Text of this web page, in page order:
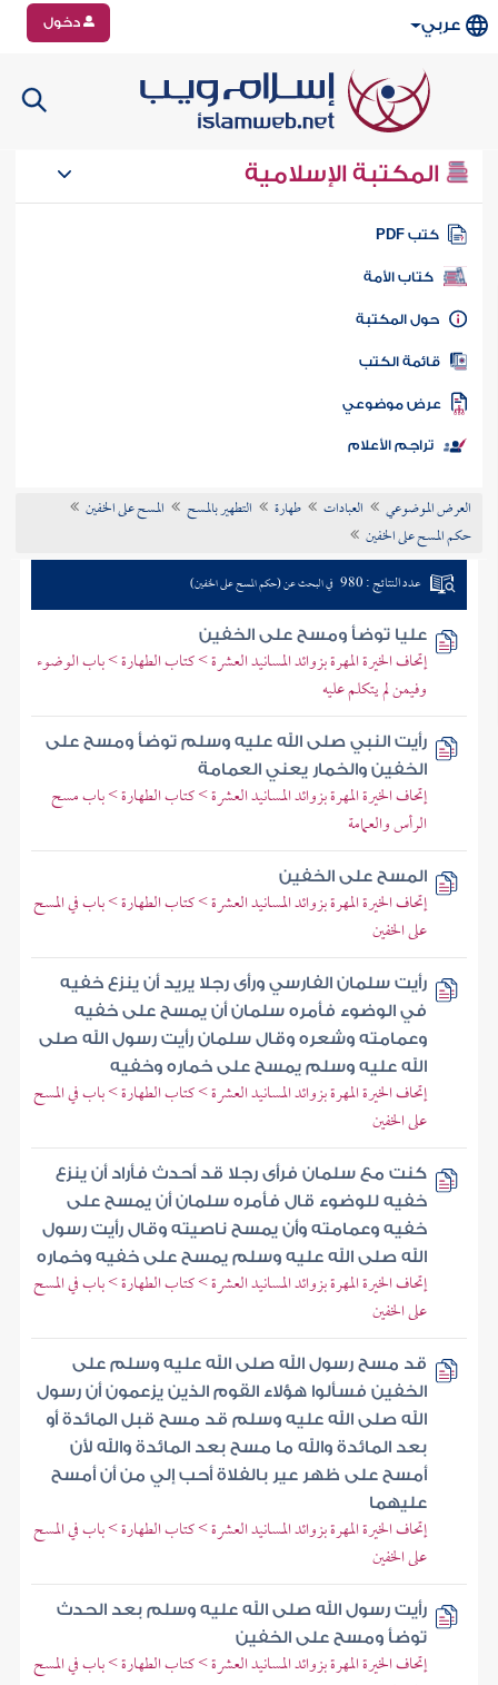
عربي دخول
المكتبة الإسلامية
كتب PDF
كتاب الأمة
المكتبة
الكتب
موضوعي
تراجم الأعلام
العرض الموضوعي العبادات طهارة التطهير بالمسح
المسح على الخفين
حكم المسح على الخفين
عدد النتائج : 980 في البحث عن (حكم المسح على الخفين)
عليا توضأ ومسح على الخفين
إتحاف الخيرة المهرة بزوائد المسانيد العشرة > كتاب الطهارة > باب الوضوء
وفيمن لم يتكلم عليه
رأيت النبي صلى الله عليه وسلم توضأ ومسح على
الخفين والخمار يعني العمامة
إتحاف الخيرة المهرة بزوائد المسانيد العشرة > كتاب الطهارة > باب مسح
الرأس والعمامة
المسح على الخفين
إتحاف الخيرة المهرة بزوائد المسانيد العشرة > كتاب الطهارة > باب في المسح
على الخفين
رأيت سلمان الفارسي ورأى رجلا يريد أن ينزع خفيه
في الوضوء فأمره سلمان أن يمسح على خفيه
وعمامته وشعره وقال سلمان رأيت رسول الله صلى
الله عليه وسلم يمسح على خماره وخفيه
إتحاف الخيرة المهرة بزوائد المسانيد العشرة > كتاب الطهارة > باب في المسح
على الخفين
كنت مع سلمان فرأى رجلا قد أحدث فأراد أن ينزع
خفيه للوضوء قال فأمره سلمان أن يمسح على
خفيه وعمامته وأن يمسح ناصيته وقال رأيت رسول
الله صلى الله عليه وسلم يمسح على خفيه وخماره
إتحاف الخيرة المهرة بزوائد المسانيد العشرة > كتاب الطهارة > باب في المسح
على الخفين
قد مسح رسول الله صلى الله عليه وسلم على
الخفين فسألوا هؤلاء القوم الذين يزعمون أن رسول
الله صلى الله عليه وسلم قد مسح قبل المائدة أو
بعد المائدة والله ما مسح بعد المائدة والله لأن
أمسح على ظهر عير بالفلاة أحب إلي من أن أمسح
عليهما
إتحاف الخيرة المهرة بزوائد المسانيد العشرة > كتاب الطهارة > باب في المسح
على الخفين
رأيت رسول الله صلى الله عليه وسلم بعد الحدث
توضأ ومسح على الخفين
إتحاف الخيرة المهرة بزوائد المسانيد العشرة > كتاب الطهارة > باب في المسح